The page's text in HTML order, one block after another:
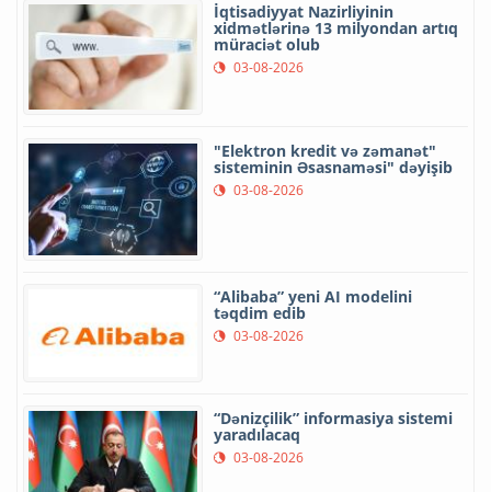
İqtisadiyyat Nazirliyinin
xidmətlərinə 13 milyondan artıq
müraciət olub
03-08-2026
"Elektron kredit və zəmanət"
sisteminin Əsasnaməsi" dəyişib
03-08-2026
“Alibaba” yeni AI modelini
təqdim edib
03-08-2026
“Dənizçilik” informasiya sistemi
yaradılacaq
03-08-2026